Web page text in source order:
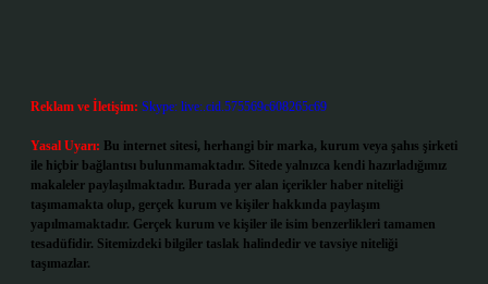
Reklam ve İletişim: Skype: live:.cid.575569c608265c69
Yasal Uyarı: Bu internet sitesi, herhangi bir marka, kurum veya şahıs şirketi
ile hiçbir bağlantısı bulunmamaktadır. Sitede yalnızca kendi hazırladığımız
makaleler paylaşılmaktadır. Burada yer alan içerikler haber niteliği
taşımamakta olup, gerçek kurum ve kişiler hakkında paylaşım
yapılmamaktadır. Gerçek kurum ve kişiler ile isim benzerlikleri tamamen
tesadüfidir. Sitemizdeki bilgiler taslak halindedir ve tavsiye niteliği
taşımazlar.